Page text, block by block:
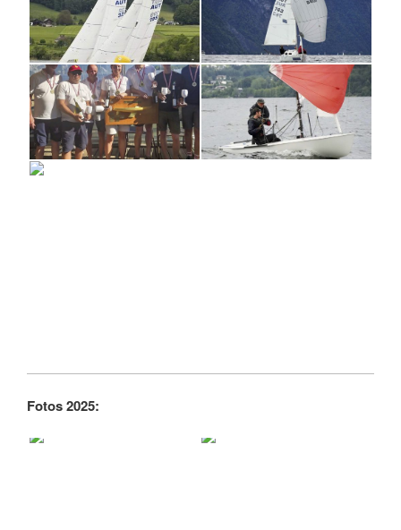
Fotos 2025: